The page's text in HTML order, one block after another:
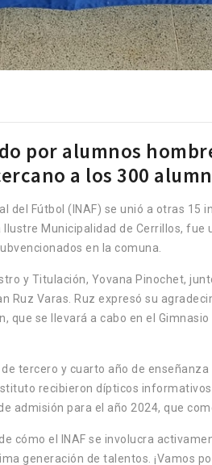
por alumnos
a los 300
Fútbol (INAF) se unió a otras
Municipalidad de Cerrillos,
en la comuna.
y Titulación, Yovana Pinochet,
Varas. Ruz expresó su
se llevará a cabo en el
tercero y cuarto año de
recibieron dípticos
admisión para el año 2024, que
cómo el INAF se involucra
generación de talentos. ¡Vamos